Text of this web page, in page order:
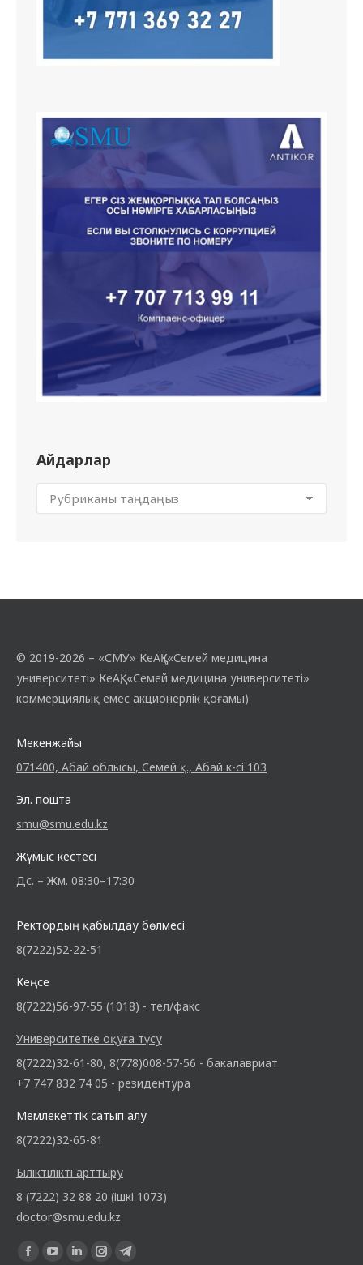
Айдарлар
© 2019-2026 – «СМУ» КеАҚ («Семей медицина
университеті» КеАҚ, «Семей медицина университеті»
коммерциялық емес акционерлік қоғамы)
Мекенжайы
071400, Абай облысы, Семей қ., Абай к-сі 103
Эл. пошта
smu@smu.edu.kz
Жұмыс кестесі
Дс. – Жм. 08:30–17:30
Ректордың қабылдау бөлмесі
8(7222)52-22-51
Кеңсе
8(7222)56-97-55 (1018) - тел/факс
Университетке оқуға түсу
8(7222)32-61-80, 8(778)008-57-56 - бакалавриат
+7 747 832 74 05 - резидентура
Мемлекеттік сатып алу
8(7222)32-65-81
Біліктілікті арттыру
8 (7222) 32 88 20 (ішкі 1073)
doctor@smu.edu.kz
Find us on: